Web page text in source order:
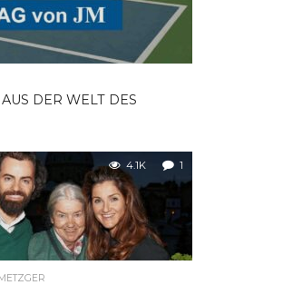
DER WELT DES
4.1K 1